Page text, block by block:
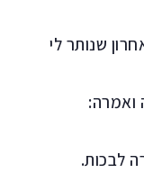
שנותר לי
ואמרה:
לבכות.